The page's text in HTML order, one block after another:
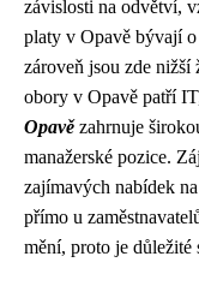
závislosti na odvětví,
platy v Opavě bývají o
zároveň jsou zde
obory v Opavě patří
Opavězahrnuje
manažerské pozice.
zajímavých nabídek
přímo u
mění, proto je důležité